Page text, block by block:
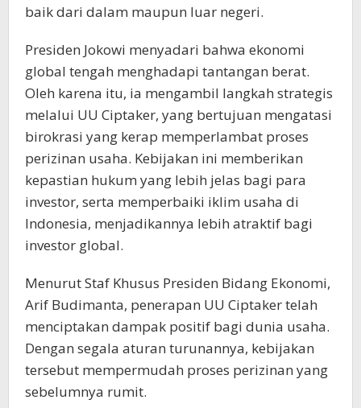
baik dari dalam maupun luar negeri.
Presiden Jokowi menyadari bahwa ekonomi
global tengah menghadapi tantangan berat.
Oleh karena itu, ia mengambil langkah strategis
melalui UU Ciptaker, yang bertujuan mengatasi
birokrasi yang kerap memperlambat proses
perizinan usaha. Kebijakan ini memberikan
kepastian hukum yang lebih jelas bagi para
investor, serta memperbaiki iklim usaha di
Indonesia, menjadikannya lebih atraktif bagi
investor global.
Menurut Staf Khusus Presiden Bidang Ekonomi,
Arif Budimanta, penerapan UU Ciptaker telah
menciptakan dampak positif bagi dunia usaha.
Dengan segala aturan turunannya, kebijakan
tersebut mempermudah proses perizinan yang
sebelumnya rumit.